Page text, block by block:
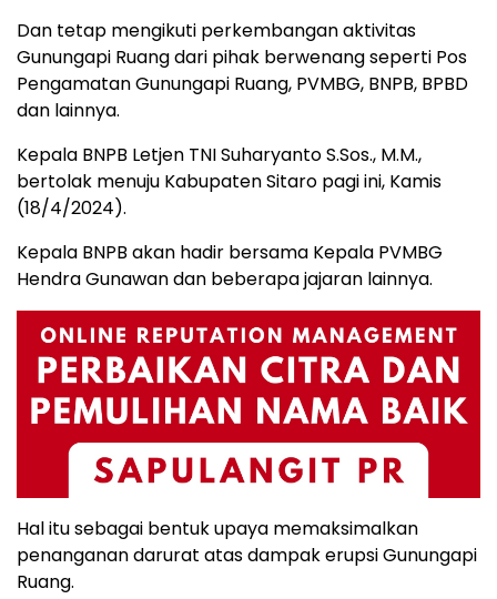
Dan tetap mengikuti perkembangan aktivitas
Gunungapi Ruang dari pihak berwenang seperti Pos
Pengamatan Gunungapi Ruang, PVMBG, BNPB, BPBD
dan lainnya.
Kepala BNPB Letjen TNI Suharyanto S.Sos., M.M.,
bertolak menuju Kabupaten Sitaro pagi ini, Kamis
(18/4/2024).
Kepala BNPB akan hadir bersama Kepala PVMBG
Hendra Gunawan dan beberapa jajaran lainnya.
Hal itu sebagai bentuk upaya memaksimalkan
penanganan darurat atas dampak erupsi Gunungapi
Ruang.